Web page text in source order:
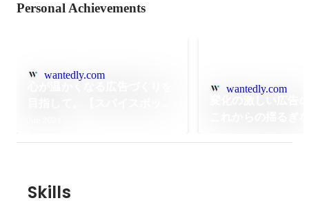
Personal Achievements
wantedly.com
wantedly.com
Skills